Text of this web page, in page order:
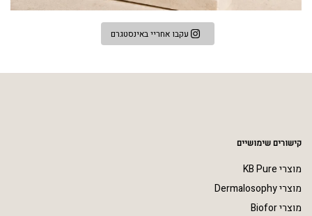
עקבו אחריי באינסטגרם
קישורים שימושיים
מוצרי KB Pure
מוצרי Dermalosophy
מוצרי Biofor